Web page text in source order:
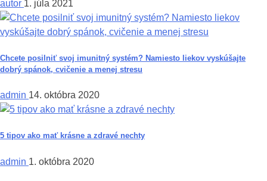
autor 1. júla 2021
Chcete posilniť svoj imunitný systém? Namiesto liekov vyskúšajte
dobrý spánok, cvičenie a menej stresu
admin 14. októbra 2020
5 tipov ako mať krásne a zdravé nechty
admin 1. októbra 2020